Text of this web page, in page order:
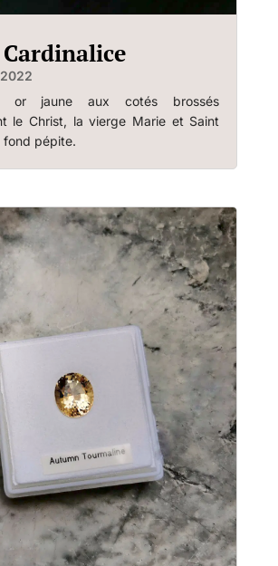
or jaune aux cotés brossés
le Christ, la vierge Marie et Saint
fond pépite.